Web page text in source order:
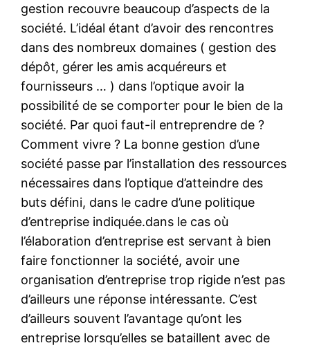
gestion recouvre beaucoup d’aspects de la
société. L’idéal étant d’avoir des rencontres
dans des nombreux domaines ( gestion des
dépôt, gérer les amis acquéreurs et
fournisseurs … ) dans l’optique avoir la
possibilité de se comporter pour le bien de la
société. Par quoi faut-il entreprendre de ?
Comment vivre ? La bonne gestion d’une
société passe par l’installation des ressources
nécessaires dans l’optique d’atteindre des
buts défini, dans le cadre d’une politique
d’entreprise indiquée.dans le cas où
l’élaboration d’entreprise est servant à bien
faire fonctionner la société, avoir une
organisation d’entreprise trop rigide n’est pas
d’ailleurs une réponse intéressante. C’est
d’ailleurs souvent l’avantage qu’ont les
entreprise lorsqu’elles se bataillent avec de